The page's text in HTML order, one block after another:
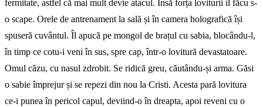
fermitate, astfel că mai mult devie atacul. Însă forța loviturii îl făcu s-
o scape. Orele de antrenament la sală și în camera holografică își
spuseră cuvântul. Îl apucă pe mongol de brațul cu sabia, blocându-l,
în timp ce cotu-i veni în sus, spre cap, într-o lovitură devastatoare.
Omul căzu, cu nasul zdrobit. Se ridică greu, căutându-și arma. Găsi
o sabie împrejur și se repezi din nou la Cristi. Acesta pară lovitura
ce-i punea în pericol capul, deviind-o în dreapta, apoi reveni cu o